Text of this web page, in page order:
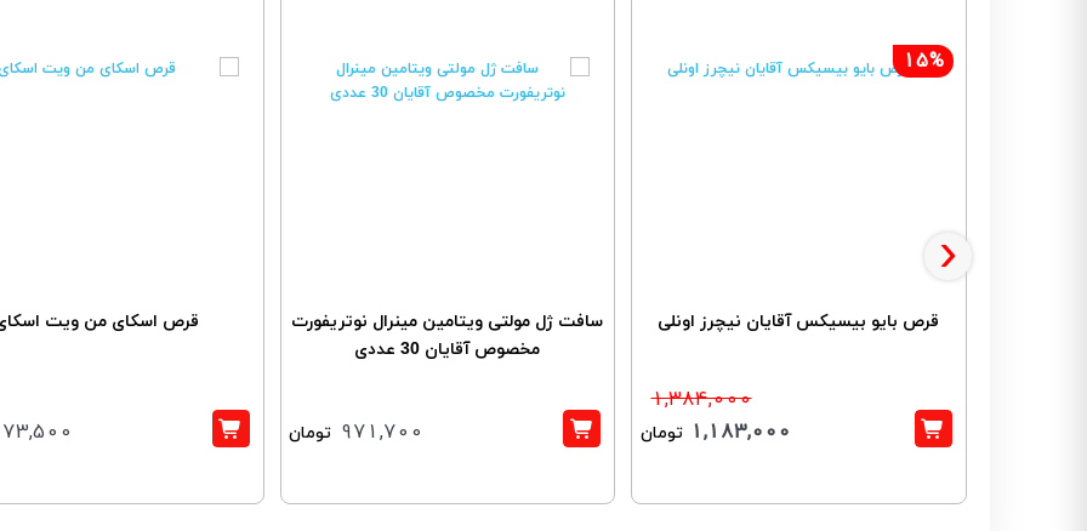
15%
قرص بایو بیسیکس آقایان نیچرز اونلی
1,384,000
1,183,000 تومان
سافت ژل مولتی ویتامین مینرال نوتریفورت
مخصوص آقایان 30 عددی
971,700 تومان
قرص اسکای من ویت
›